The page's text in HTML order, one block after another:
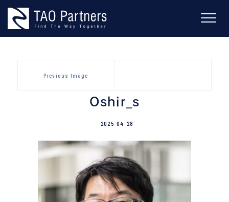
content
Previous Image
Oshir_s
2025-04-28